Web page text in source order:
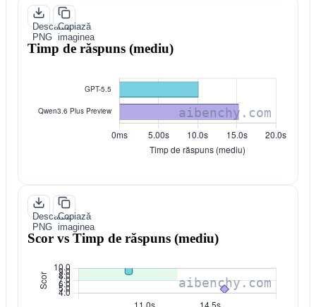
Descarcă
PNG
Copiază
imaginea
Timp de răspuns (mediu)
Descarcă
PNG
Copiază
imaginea
Scor vs Timp de răspuns (mediu)